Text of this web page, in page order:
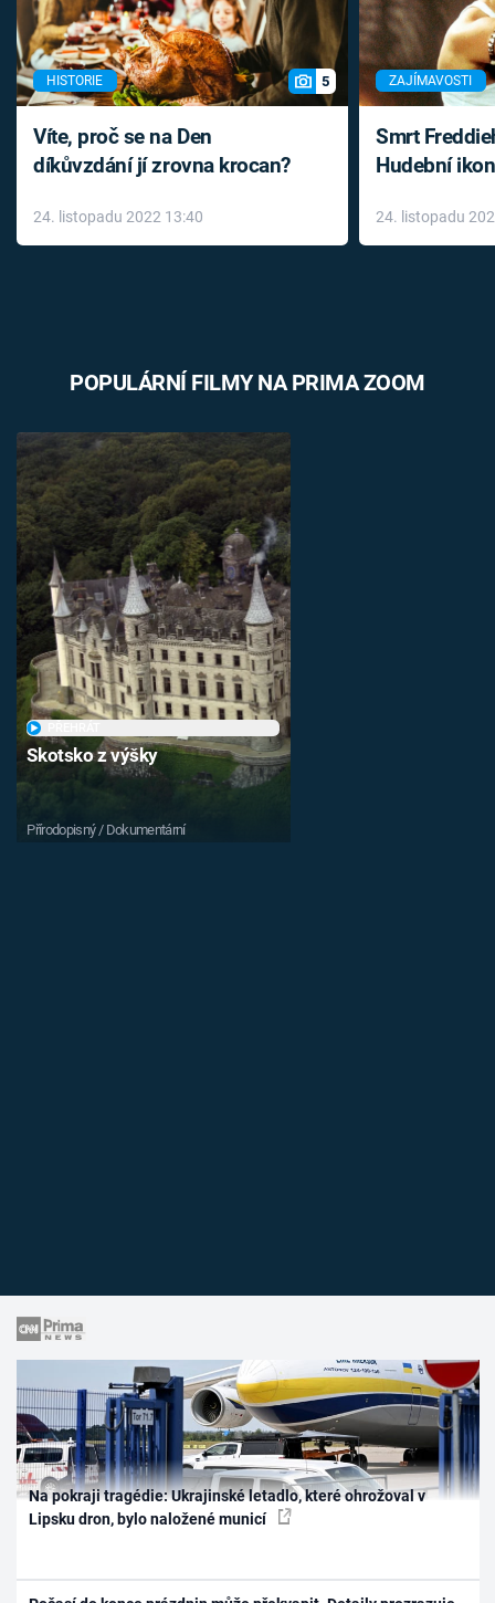
HISTORIE 5
Víte, proč se na Den
díkůvzdání jí zrovna krocan?
24. listopadu 2022 13:40
ZAJÍMAVOSTI
Smrt
Hudební
léky
24. listopadu
POPULÁRNÍ FILMY NA PRIMA ZOOM
Skotsko z výšky
Přírodopisný / Dokumentární
Na pokraji tragédie: Ukrajinské letadlo, které ohrožoval v
Lipsku dron, bylo naložené municí